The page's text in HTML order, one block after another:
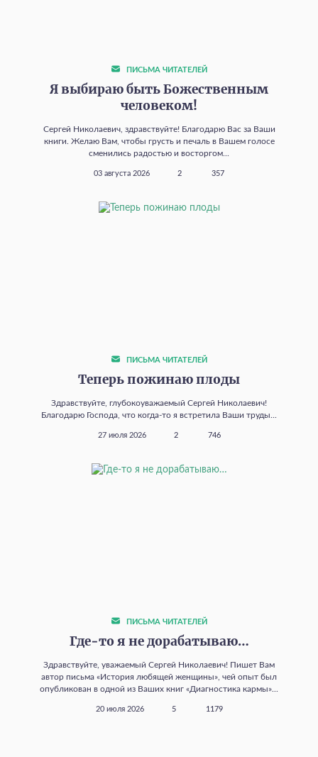
ПИСЬМА ЧИТАТЕЛЕЙ
Я выбираю быть Божественным
человеком!
Сергей Николаевич, здравствуйте! Благодарю Вас за Ваши
книги. Желаю Вам, чтобы грусть и печаль в Вашем голосе
сменились радостью и восторгом...
03 августа 2026 2 357
ПИСЬМА ЧИТАТЕЛЕЙ
Теперь пожинаю плоды
Здравствуйте, глубокоуважаемый Сергей Николаевич!
Благодарю Господа, что когда‑то я встретила Ваши труды...
27 июля 2026 2 746
ПИСЬМА ЧИТАТЕЛЕЙ
Где‑то я не дорабатываю…
Здравствуйте, уважаемый Сергей Николаевич! Пишет Вам
автор письма «История любящей женщины», чей опыт был
опубликован в одной из Ваших книг «Диагностика кармы»...
20 июля 2026 5 1179